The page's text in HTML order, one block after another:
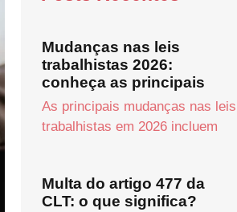
Mudanças nas leis
trabalhistas 2026:
conheça as principais
As principais mudanças nas leis
trabalhistas em 2026 incluem
Multa do artigo 477 da
CLT: o que significa?